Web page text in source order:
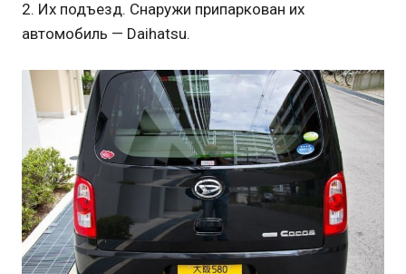
2. Их подъезд. Снаружи припаркован их
автомобиль — Daihatsu.